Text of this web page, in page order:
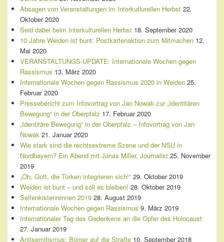
Absagen von Veranstaltungen im Interkutlurellen Herbst 22.
Oktober 2020
Seid dabei beim Interkulturellen Herbst 18. September 2020
10 Jahre Weiden ist bunt: Postkartenaktion zum Mitmachen 12.
Mai 2020
VERANSTALTUNGS-UPDATE: Internationale Wochen gegen
Rassismus 13. März 2020
Internationale Wochen gegen Rassismus 2020 in Weiden 25.
Februar 2020
Pressebericht zum Infovortrag von Jan Nowak zur „Identitären
Bewegung“ in der Oberpfalz 17. Februar 2020
„Identitäre Bewegung“ in der Oberpfalz – Infovortrag von Jan
Nowak 21. Januar 2020
Wie stark sind die rechtsextreme Szene und der NSU in
Nordbayern? Ein Abend mit Jonas Miller, Journalist 25. November
2019
„Oh, Gott, die Türken integrieren sich!“ 29. Oktober 2019
Weiden ist bunt – und soll es bleiben! 28. Oktober 2019
Seifenkistenrennen 2019 28. August 2019
Internationale Wochen gegen Rassismus 9. März 2019
Internationaler Tag des Gedenkens an die Opfer des Holocaust
27. Januar 2019
Antisemitismus: Bürger auf die Straße 10. September 2018